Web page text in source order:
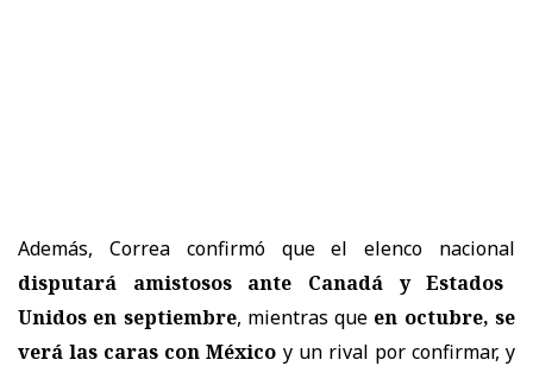
Además, Correa confirmó que el elenco nacional
disputará amistosos ante Canadá y Estados
Unidos en septiembre, mientras que en octubre, se
verá las caras con México y un rival por confirmar, y